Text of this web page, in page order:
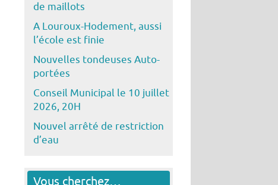
de maillots
A Louroux-Hodement, aussi
l’école est finie
Nouvelles tondeuses Auto-
portées
Conseil Municipal le 10 juillet
2026, 20H
Nouvel arrêté de restriction
d’eau
Vous cherchez…